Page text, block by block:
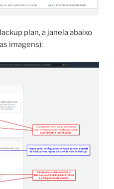
plan, a janela abaixo
imagens):